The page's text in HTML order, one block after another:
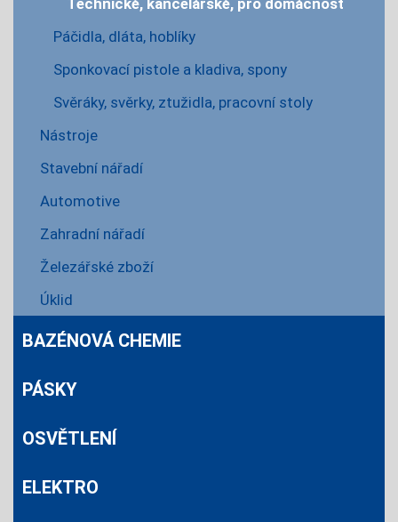
Technické, kancelářské, pro domácnost
Páčidla, dláta, hoblíky
Sponkovací pistole a kladiva, spony
Svěráky, svěrky, ztužidla, pracovní stoly
Nástroje
Stavební nářadí
Automotive
Zahradní nářadí
Železářské zboží
Úklid
BAZÉNOVÁ CHEMIE
PÁSKY
OSVĚTLENÍ
ELEKTRO